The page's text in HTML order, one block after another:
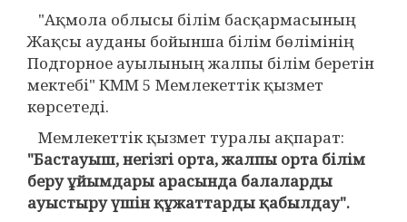
"Ақмола облысы білім басқармасының
Жақсы ауданы бойынша білім бөлімінің
Подгорное ауылының жалпы білім беретін
мектебі" КММ 5 Мемлекеттік қызмет
көрсетеді.
Мемлекеттік қызмет туралы ақпарат:
"Бастауыш, негізгі орта, жалпы орта білім
беру ұйымдары арасында балаларды
ауыстыру үшін құжаттарды қабылдау".